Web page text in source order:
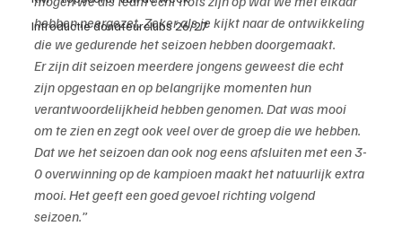
Introductie donateurclubs 26/27
hebben neergezet. Zeker als je kijkt naar de ontwikkeling
die we gedurende het seizoen hebben doorgemaakt.
Er zijn dit seizoen meerdere jongens geweest die echt
zijn opgestaan en op belangrijke momenten hun
verantwoordelijkheid hebben genomen. Dat was mooi
om te zien en zegt ook veel over de groep die we hebben.
Dat we het seizoen dan ook nog eens afsluiten met een 3-
0 overwinning op de kampioen maakt het natuurlijk extra
mooi. Het geeft een goed gevoel richting volgend
seizoen.”